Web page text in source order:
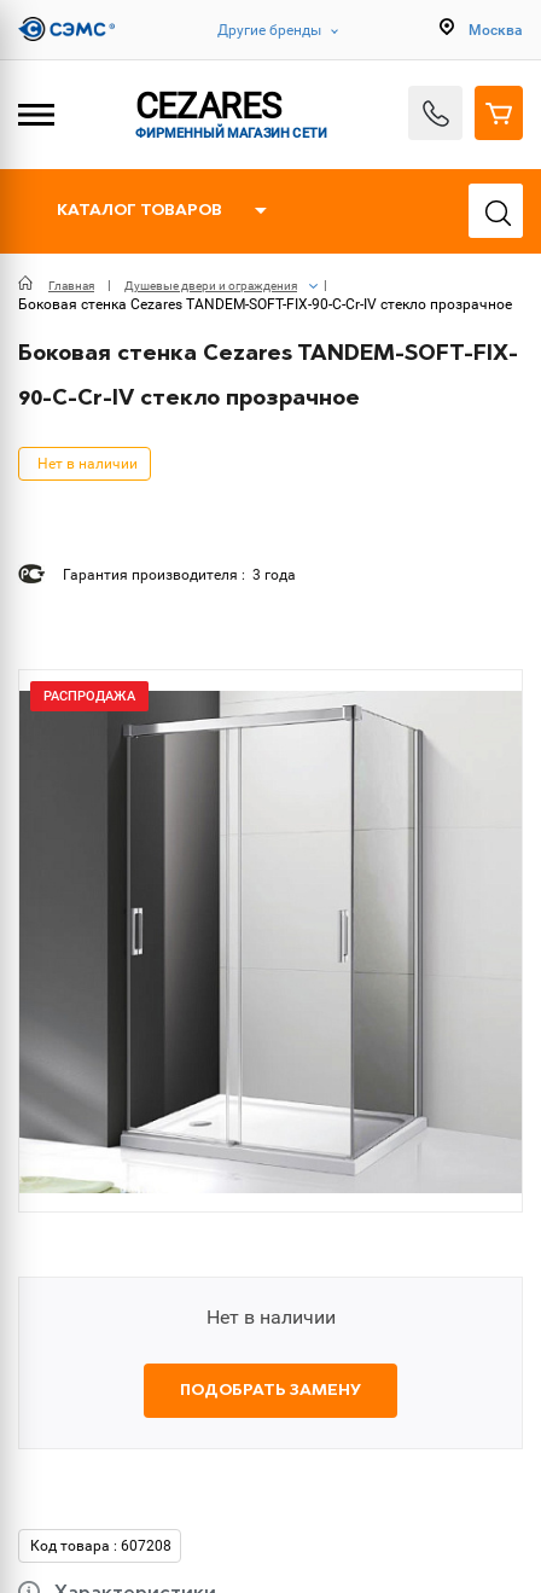
Другие бренды Москва
CEZARES
ФИРМЕННЫЙ МАГАЗИН СЕТИ
КАТАЛОГ ТОВАРОВ
Главная Душевые двери и ограждения
Боковая стенка Cezares TANDEM-SOFT-FIX-90-C-Cr-IV стекло прозрачное
Боковая стенка Cezares TANDEM-SOFT-FIX-
90-C-Cr-IV стекло прозрачное
Нет в наличии
Гарантия производителя : 3 года
РАСПРОДАЖА
Нет в наличии
ПОДОБРАТЬ ЗАМЕНУ
Код товара : 607208